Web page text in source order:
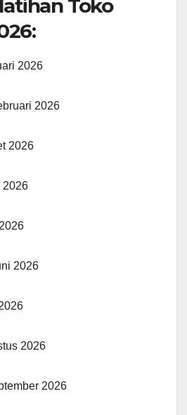
Toko
2026
2026
2026
2026
2026
2026
2026